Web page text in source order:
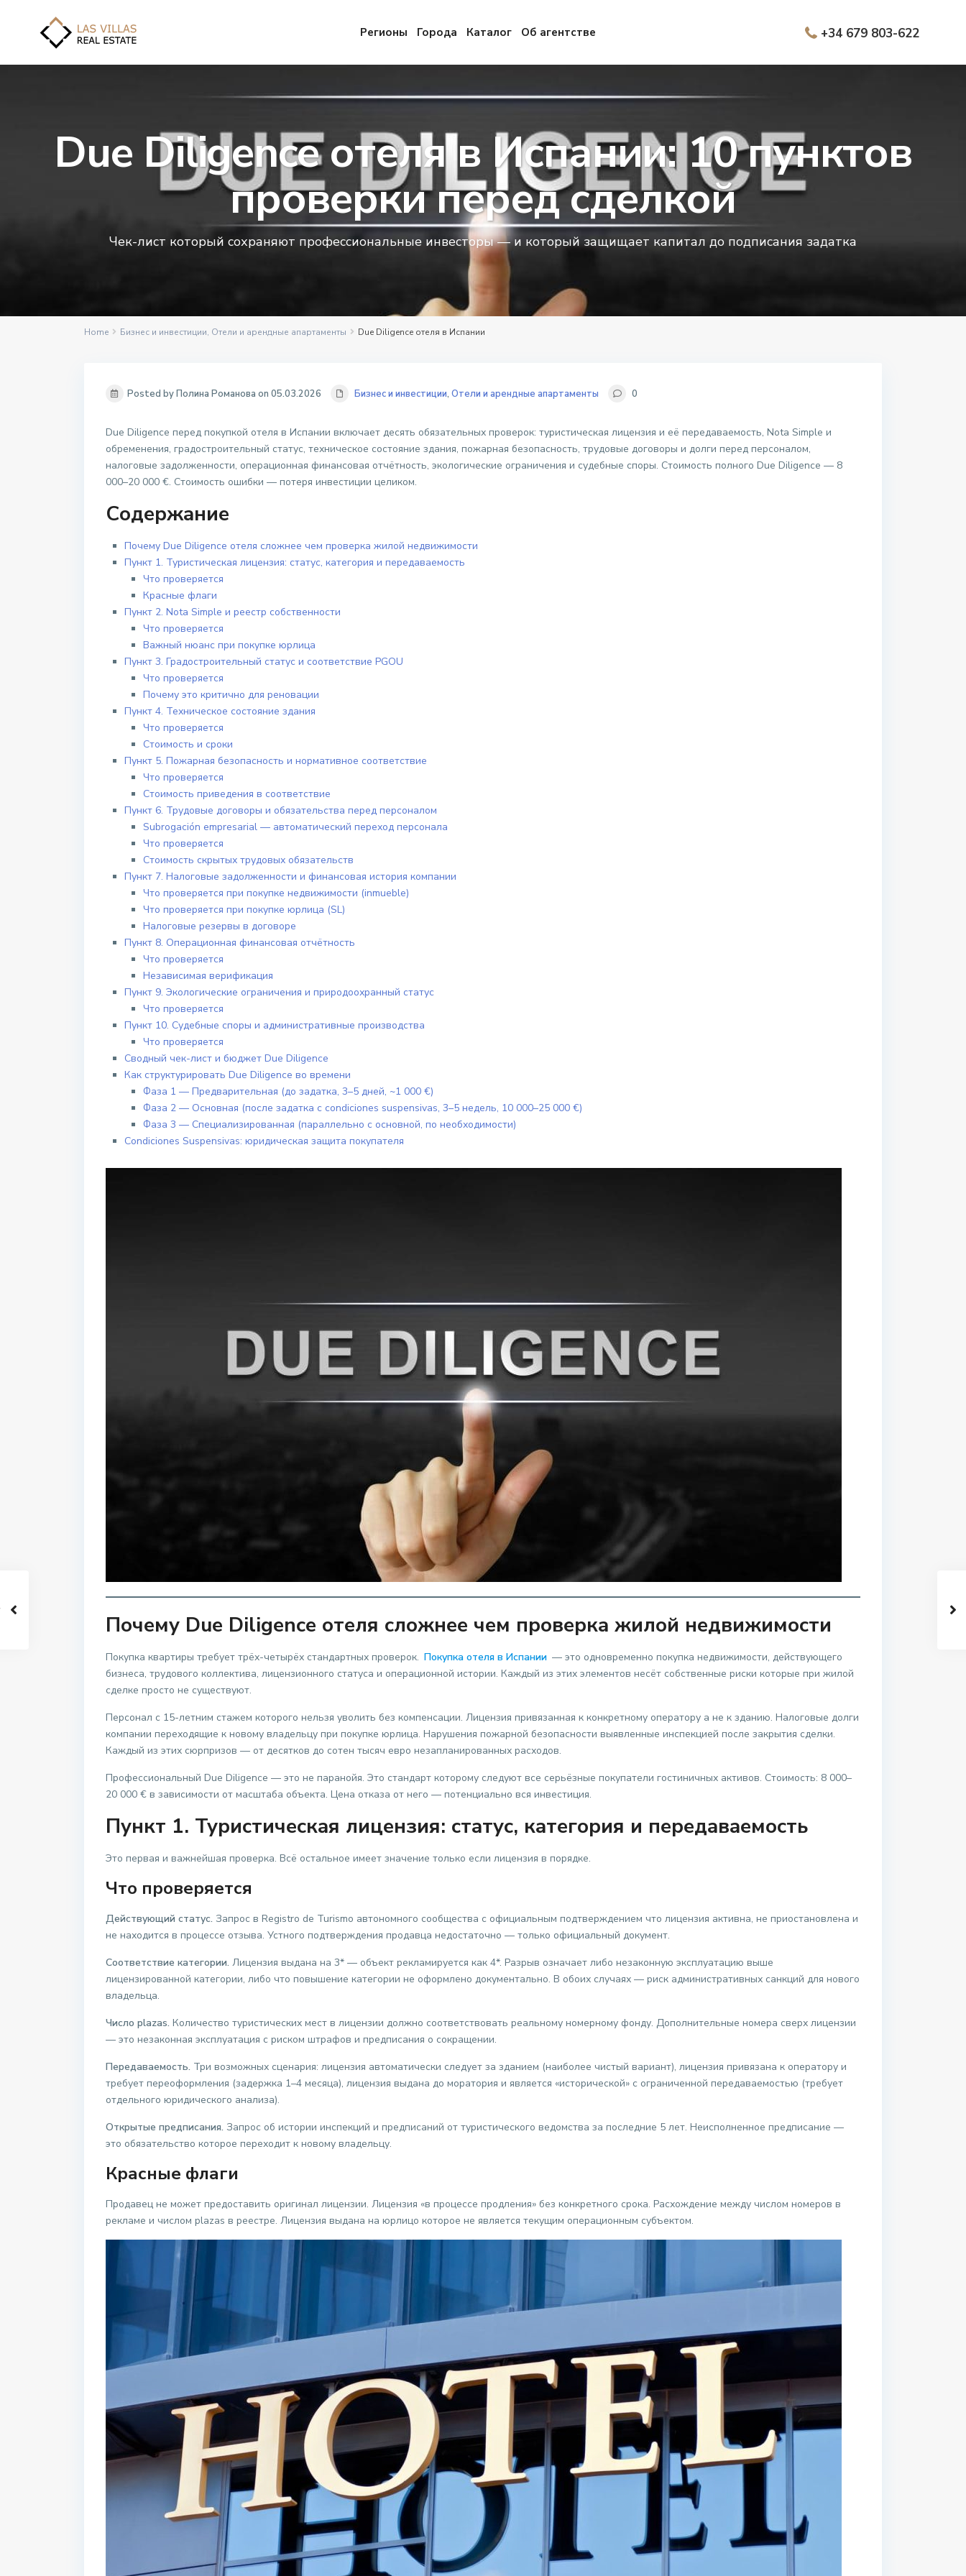
Регионы Города Каталог Об агентстве +34 679 803-622
Due Diligence отеля в Испании: 10 пунктов
проверки перед сделкой
Чек-лист который сохраняют профессиональные инвесторы — и который защищает капитал до подписания задатка
Home Бизнес и инвестиции, Отели и арендные апартаменты Due Diligence отеля в Испании
Posted by Полина Романова on 05.03.2026 Бизнес и инвестиции, Отели и арендные апартаменты 0
Due Diligence перед покупкой отеля в Испании включает десять обязательных проверок: туристическая лицензия и её передаваемость, Nota Simple и
обременения, градостроительный статус, техническое состояние здания, пожарная безопасность, трудовые договоры и долги перед персоналом,
налоговые задолженности, операционная финансовая отчётность, экологические ограничения и судебные споры. Стоимость полного Due Diligence — 8
000–20 000 €. Стоимость ошибки — потеря инвестиции целиком.
Содержание
Почему Due Diligence отеля сложнее чем проверка жилой недвижимости
Пункт 1. Туристическая лицензия: статус, категория и передаваемость
Что проверяется
Красные флаги
Пункт 2. Nota Simple и реестр собственности
Что проверяется
Важный нюанс при покупке юрлица
Пункт 3. Градостроительный статус и соответствие PGOU
Что проверяется
Почему это критично для реновации
Пункт 4. Техническое состояние здания
Что проверяется
Стоимость и сроки
Пункт 5. Пожарная безопасность и нормативное соответствие
Что проверяется
Стоимость приведения в соответствие
Пункт 6. Трудовые договоры и обязательства перед персоналом
Subrogación empresarial — автоматический переход персонала
Что проверяется
Стоимость скрытых трудовых обязательств
Пункт 7. Налоговые задолженности и финансовая история компании
Что проверяется при покупке недвижимости (inmueble)
Что проверяется при покупке юрлица (SL)
Налоговые резервы в договоре
Пункт 8. Операционная финансовая отчётность
Что проверяется
Независимая верификация
Пункт 9. Экологические ограничения и природоохранный статус
Что проверяется
Пункт 10. Судебные споры и административные производства
Что проверяется
Сводный чек-лист и бюджет Due Diligence
Как структурировать Due Diligence во времени
Фаза 1 — Предварительная (до задатка, 3–5 дней, ~1 000 €)
Фаза 2 — Основная (после задатка с condiciones suspensivas, 3–5 недель, 10 000–25 000 €)
Фаза 3 — Специализированная (параллельно с основной, по необходимости)
Condiciones Suspensivas: юридическая защита покупателя
Почему Due Diligence отеля сложнее чем проверка жилой недвижимости
Покупка квартиры требует трёх-четырёх стандартных проверок. Покупка отеля в Испании — это одновременно покупка недвижимости, действующего
бизнеса, трудового коллектива, лицензионного статуса и операционной истории. Каждый из этих элементов несёт собственные риски которые при жилой
сделке просто не существуют.
Персонал с 15-летним стажем которого нельзя уволить без компенсации. Лицензия привязанная к конкретному оператору а не к зданию. Налоговые долги
компании переходящие к новому владельцу при покупке юрлица. Нарушения пожарной безопасности выявленные инспекцией после закрытия сделки.
Каждый из этих сюрпризов — от десятков до сотен тысяч евро незапланированных расходов.
Профессиональный Due Diligence — это не паранойя. Это стандарт которому следуют все серьёзные покупатели гостиничных активов. Стоимость: 8 000–
20 000 € в зависимости от масштаба объекта. Цена отказа от него — потенциально вся инвестиция.
Пункт 1. Туристическая лицензия: статус, категория и передаваемость
Это первая и важнейшая проверка. Всё остальное имеет значение только если лицензия в порядке.
Что проверяется
Действующий статус. Запрос в Registro de Turismo автономного сообщества с официальным подтверждением что лицензия активна, не приостановлена и
не находится в процессе отзыва. Устного подтверждения продавца недостаточно — только официальный документ.
Соответствие категории. Лицензия выдана на 3* — объект рекламируется как 4*. Разрыв означает либо незаконную эксплуатацию выше
лицензированной категории, либо что повышение категории не оформлено документально. В обоих случаях — риск административных санкций для нового
владельца.
Число plazas. Количество туристических мест в лицензии должно соответствовать реальному номерному фонду. Дополнительные номера сверх лицензии
— это незаконная эксплуатация с риском штрафов и предписания о сокращении.
Передаваемость. Три возможных сценария: лицензия автоматически следует за зданием (наиболее чистый вариант), лицензия привязана к оператору и
требует переоформления (задержка 1–4 месяца), лицензия выдана до моратория и является «исторической» с ограниченной передаваемостью (требует
отдельного юридического анализа).
Открытые предписания. Запрос об истории инспекций и предписаний от туристического ведомства за последние 5 лет. Неисполненное предписание —
это обязательство которое переходит к новому владельцу.
Красные флаги
Продавец не может предоставить оригинал лицензии. Лицензия «в процессе продления» без конкретного срока. Расхождение между числом номеров в
рекламе и числом plazas в реестре. Лицензия выдана на юрлицо которое не является текущим операционным субъектом.